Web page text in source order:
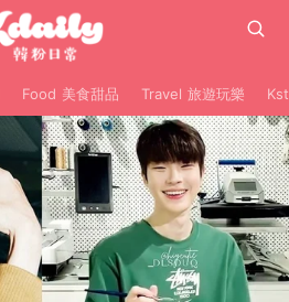
Food 美食甜品 Travel 旅遊玩樂